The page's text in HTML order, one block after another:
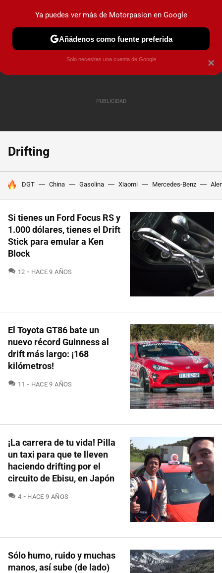
PRUEBAS COCHES ELÉCTRICOS OBSERVATORIO
Drifting
HOY SE HABLA DE
DGT China Gasolina Xiaomi Mercedes-Benz
Si tienes un Ford Focus RS y
1.000 dólares, tienes el Drift
Stick para emular a Ken
Block
12 COMENTARIOS
HACE 9 AÑOS
El Toyota GT86 bate un
nuevo récord Guinness al
drift más largo: ¡168
kilómetros!
11 COMENTARIOS
HACE 9 AÑOS
¡La carrera de tu vida! Pilla
un taxi para que te lleven
haciendo drifting por el
circuito de Ebisu, en Japón
4 COMENTARIOS
HACE 9 AÑOS
Sólo humo, ruido y muchas
manos, así sube (de lado)
×
Ya puedes ver más de Motorpasion en Google
Añádenos como fuente preferida
Solo necesitas una cuenta de Google